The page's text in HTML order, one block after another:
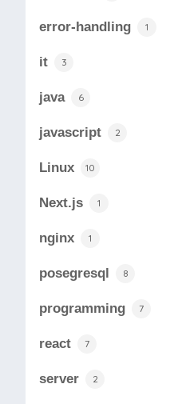
error-handling 1
it 3
java 6
javascript 2
Linux 10
Next.js 1
nginx 1
posegresql 8
programming 7
react 7
server 2